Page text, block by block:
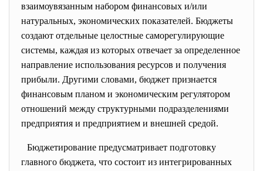
взаимоувязанным набором финансовых и/или
натуральных, экономических показателей. Бюджеты
создают отдельные целостные саморегулирующие
системы, каждая из которых отвечает за определенное
направление использования ресурсов и получения
прибыли. Другими словами, бюджет признается
финансовым планом и экономическим регулятором
отношений между структурными подразделениями
предприятия и предприятием и внешней средой.
Бюджетирование предусматривает подготовку
главного бюджета, что состоит из интегрированных